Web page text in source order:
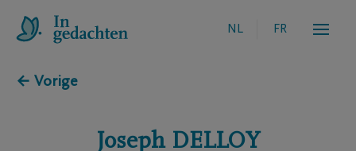
NL FR
← Vorige
Joseph DELLOY